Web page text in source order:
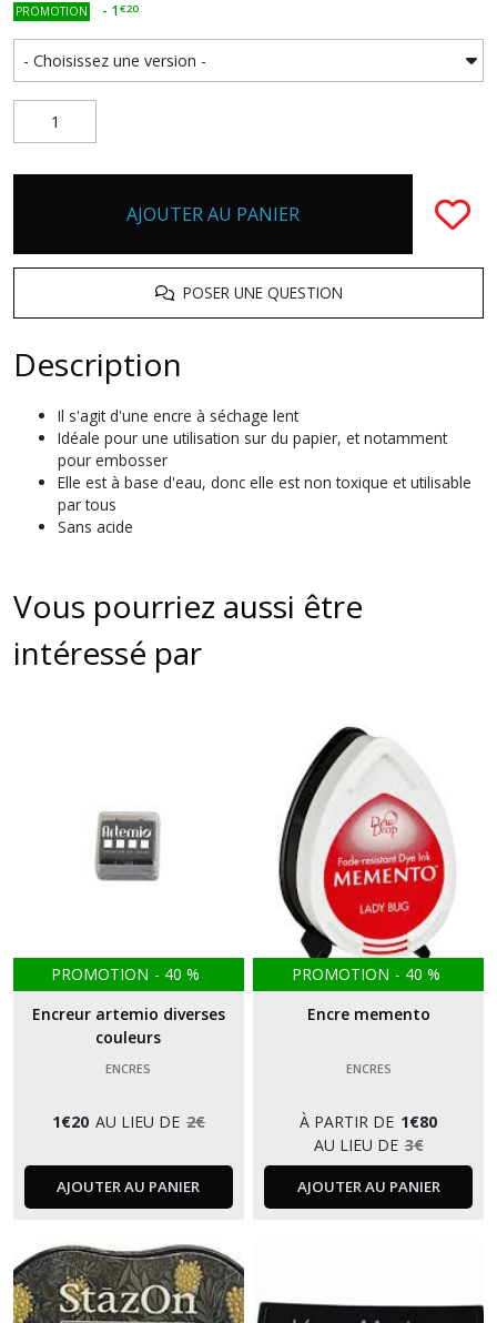
PROMOTION - 1€20
AJOUTER AU PANIER
POSER UNE QUESTION
Description
Il s'agit d'une encre à séchage lent
Idéale pour une utilisation sur du papier, et notamment
pour embosser
Elle est à base d'eau, donc elle est non toxique et utilisable
par tous
Sans acide
Vous pourriez aussi être
intéressé par
PROMOTION - 40 %
Encreur artemio diverses
couleurs
ENCRES
1€20 AU LIEU DE 2€
AJOUTER AU PANIER
PROMOTION - 40 %
Encre memento
ENCRES
À PARTIR DE 1€80
AU LIEU DE 3€
AJOUTER AU PANIER